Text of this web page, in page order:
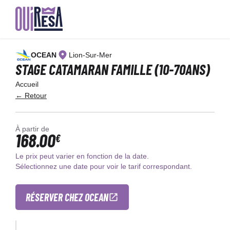
contenu
principal
OCEAN Lion-Sur-Mer
STAGE CATAMARAN FAMILLE (10-70ANS)
Accueil
← Retour
À partir de
168.00€
Le prix peut varier en fonction de la date.
Sélectionnez une date pour voir le tarif correspondant.
RÉSERVER CHEZ OCEAN